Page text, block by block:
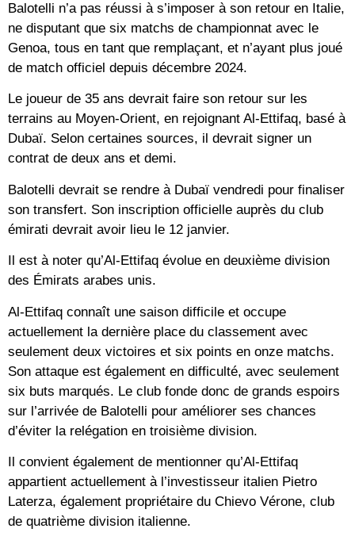
Balotelli n’a pas réussi à s’imposer à son retour en Italie,
ne disputant que six matchs de championnat avec le
Genoa, tous en tant que remplaçant, et n’ayant plus joué
de match officiel depuis décembre 2024.
Le joueur de 35 ans devrait faire son retour sur les
terrains au Moyen-Orient, en rejoignant Al-Ettifaq, basé à
Dubaï. Selon certaines sources, il devrait signer un
contrat de deux ans et demi.
Balotelli devrait se rendre à Dubaï vendredi pour finaliser
son transfert. Son inscription officielle auprès du club
émirati devrait avoir lieu le 12 janvier.
Il est à noter qu’Al-Ettifaq évolue en deuxième division
des Émirats arabes unis.
Al-Ettifaq connaît une saison difficile et occupe
actuellement la dernière place du classement avec
seulement deux victoires et six points en onze matchs.
Son attaque est également en difficulté, avec seulement
six buts marqués. Le club fonde donc de grands espoirs
sur l’arrivée de Balotelli pour améliorer ses chances
d’éviter la relégation en troisième division.
Il convient également de mentionner qu’Al-Ettifaq
appartient actuellement à l’investisseur italien Pietro
Laterza, également propriétaire du Chievo Vérone, club
de quatrième division italienne.